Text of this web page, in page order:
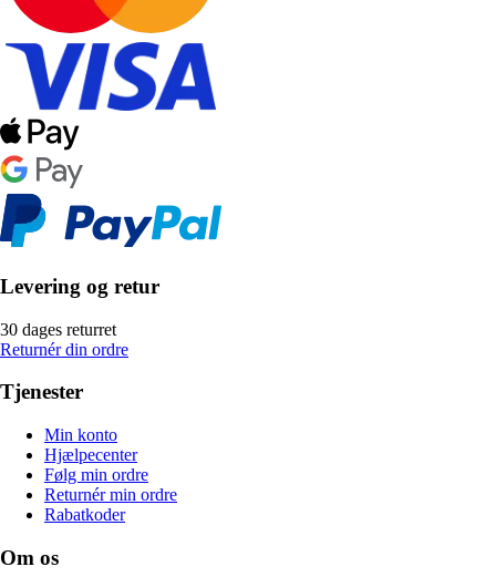
Levering og retur
30 dages returret
Returnér din ordre
Tjenester
Min konto
Hjælpecenter
Følg min ordre
Returnér min ordre
Rabatkoder
Om os